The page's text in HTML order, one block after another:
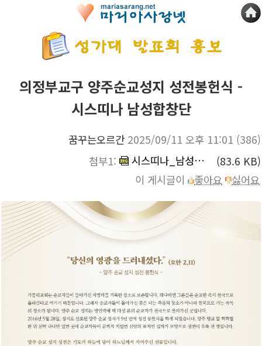
의정부교구 양주순교성지 성전봉헌식 -
시스띠나 남성합창단
꿈꾸는오르간 2025/09/11 오후 11:01 (386)
첨부1:
시스띠나_남성합창단_양주순교성지.jpg
(83.6 KB)
이 게시글이
좋아요 싫어요